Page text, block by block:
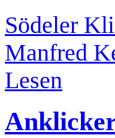
Södeler
Manfred
Lesen